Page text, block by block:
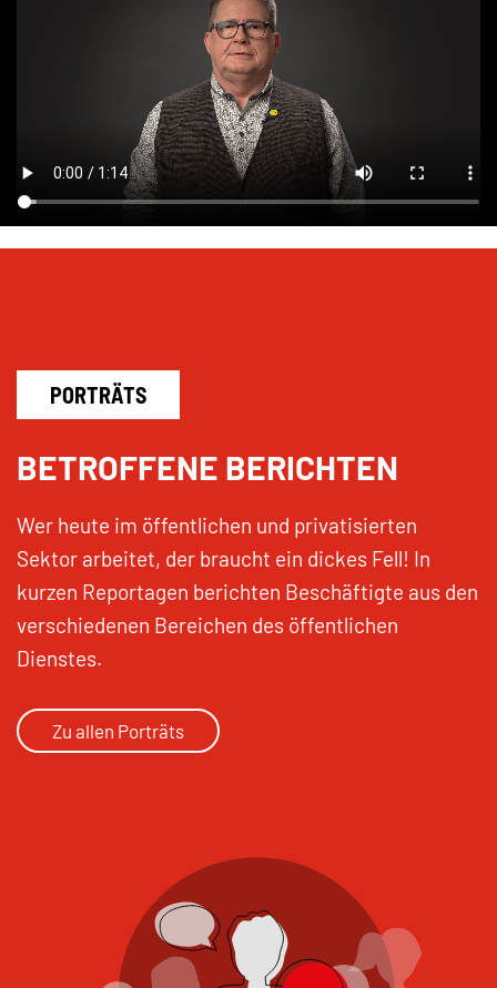
PORTRÄTS
BETROFFENE BERICHTEN
Wer heute im öffentlichen und privatisierten
Sektor arbeitet, der braucht ein dickes Fell! In
kurzen Reportagen berichten Beschäftigte aus den
verschiedenen Bereichen des öffentlichen
Dienstes.
Zu allen Porträts